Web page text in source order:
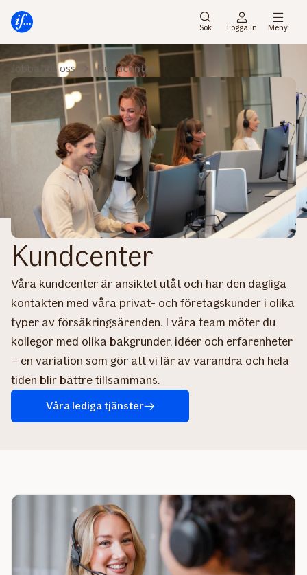
direkt
sidans
huvudmenyn
direkt
sidans
innehåll
Sök Logga in Meny
Jobba hos oss Kundcenter
Kundcenter
Våra kundcenter är ansiktet utåt och har den dagliga
kontakten med våra privat- och företagskunder i olika
typer av försäkringsärenden. I våra team möter du
kollegor med olika bakgrunder, idéer och erfarenheter
– en variation som gör att vi lär av varandra och hela
tiden blir bättre tillsammans.​
Våra lediga tjänster